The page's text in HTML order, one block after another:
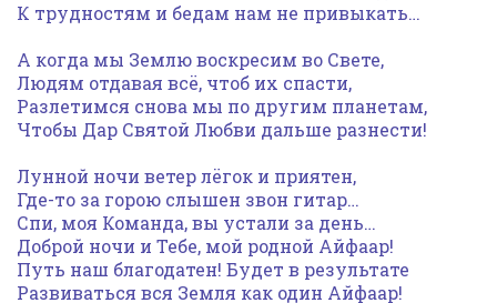
К трудностям и бедам нам не привыкать…
А когда мы Землю воскресим во Свете,
Людям отдавая всё, чтоб их спасти,
Разлетимся снова мы по другим планетам,
Чтобы Дар Святой Любви дальше разнести!
Лунной ночи ветер лёгок и приятен,
Где-то за горою слышен звон гитар…
Спи, моя Команда, вы устали за день…
Доброй ночи и Тебе, мой родной Айфаар!
Путь наш благодатен! Будет в результате
Развиваться вся Земля как один Айфаар!